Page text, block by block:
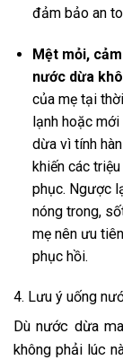
đảm bảo an
Mệt mỏi,
nước dừa
của mẹ tại
lạnh hoặc mới
dừa vì tính
khiến các
phục. Ngược
nóng trong,
mẹ nên ưu
phục hồi.
4. Lưu ý uống
Dù nước dừa
không phải lúc